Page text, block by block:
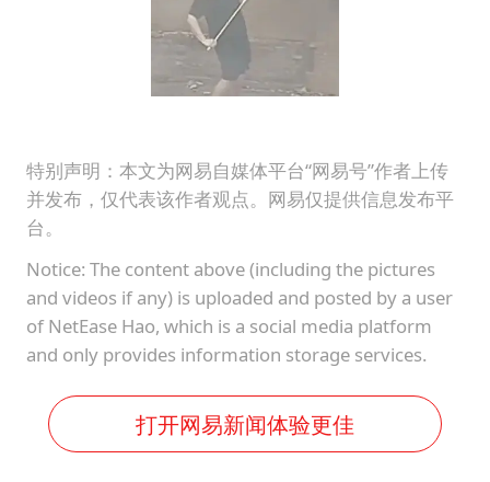
特别声明：本文为网易自媒体平台“网易号”作者上传
并发布，仅代表该作者观点。网易仅提供信息发布平
台。
Notice: The content above (including the pictures
and videos if any) is uploaded and posted by a user
of NetEase Hao, which is a social media platform
and only provides information storage services.
打开网易新闻体验更佳